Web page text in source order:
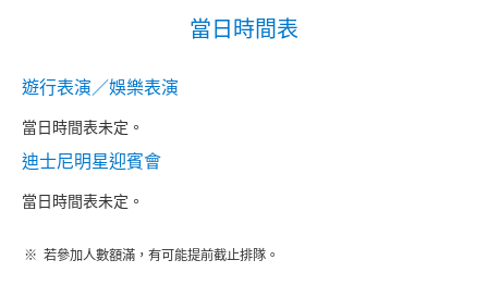
當日時間表
遊行表演／娛樂表演
當日時間表未定。
迪士尼明星迎賓會
當日時間表未定。
若參加人數額滿，有可能提前截止排隊。